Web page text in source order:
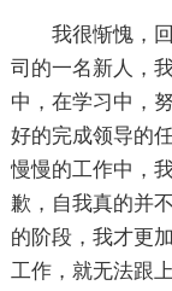
我很惭愧，
司的一名新人，
中，在学习中，
好的完成领导的
慢慢的工作中，
歉，自我真的并
的阶段，我才更
工作，就无法跟